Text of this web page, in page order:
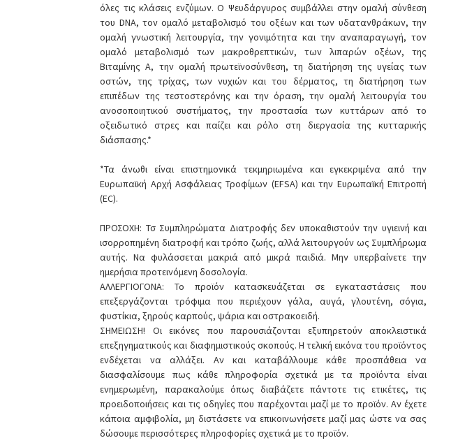
όλες τις κλάσεις ενζύμων. Ο Ψευδάργυρος συμβάλλει στην ομαλή σύνθεση
του DNA, τον ομαλό μεταβολισμό του οξέων και των υδατανθράκων, την
ομαλή γνωστική λειτουργία, την γονιμότητα και την αναπαραγωγή, τον
ομαλό μεταβολισμό των μακροθρεπτικών, των λιπαρών οξέων, της
Βιταμίνης A, την ομαλή πρωτεϊνοσύνθεση, τη διατήρηση της υγείας των
οστών, της τρίχας, των νυχιών και του δέρματος, τη διατήρηση των
επιπέδων της τεστοστερόνης και την όραση, την ομαλή λειτουργία του
ανοσοποιητικού συστήματος, την προστασία των κυττάρων από το
οξειδωτικό στρες και παίζει και ρόλο στη διεργασία της κυτταρικής
διάσπασης.*
*Τα άνωθι είναι επιστημονικά τεκμηριωμένα και εγκεκριμένα από την
Ευρωπαϊκή Αρχή Ασφάλειας Τροφίμων (EFSA) και την Ευρωπαϊκή Επιτροπή
(EC).
ΠΡΟΣΟΧΗ: Τσ Συμπληρώματα Διατροφής δεν υποκαθιστούν την υγιεινή και
ισορροπημένη διατροφή και τρόπο ζωής, αλλά λειτουργούν ως Συμπλήρωμα
αυτής. Να φυλάσσεται μακριά από μικρά παιδιά. Μην υπερβαίνετε την
ημερήσια προτεινόμενη δοσολογία.
ΑΛΛΕΡΓΙΟΓΟΝΑ: Το προϊόν κατασκευάζεται σε εγκαταστάσεις που
επεξεργάζονται τρόφιμα που περιέχουν γάλα, αυγά, γλουτένη, σόγια,
φυστίκια, ξηρούς καρπούς, ψάρια και οστρακοειδή.
ΣΗΜΕΙΩΣΗ! Οι εικόνες που παρουσιάζονται εξυπηρετούν αποκλειστικά
επεξηγηματικούς και διαφημιστικούς σκοπούς. Η τελική εικόνα του προϊόντος
ενδέχεται να αλλάξει. Αν και καταβάλλουμε κάθε προσπάθεια να
διασφαλίσουμε πως κάθε πληροφορία σχετικά με τα προϊόντα είναι
ενημερωμένη, παρακαλούμε όπως διαβάζετε πάντοτε τις ετικέτες, τις
προειδοποιήσεις και τις οδηγίες που παρέχονται μαζί με το προϊόν. Αν έχετε
κάποια αμφιβολία, μη διστάσετε να επικοινωνήσετε μαζί μας ώστε να σας
δώσουμε περισσότερες πληροφορίες σχετικά με το προϊόν.